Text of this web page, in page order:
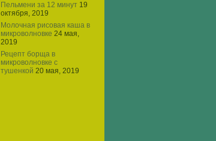
Пельмени за 12 минут 19
октября, 2019
Молочная рисовая каша в
микроволновке 24 мая,
2019
Рецепт борща в
микроволновке с
тушенкой 20 мая, 2019